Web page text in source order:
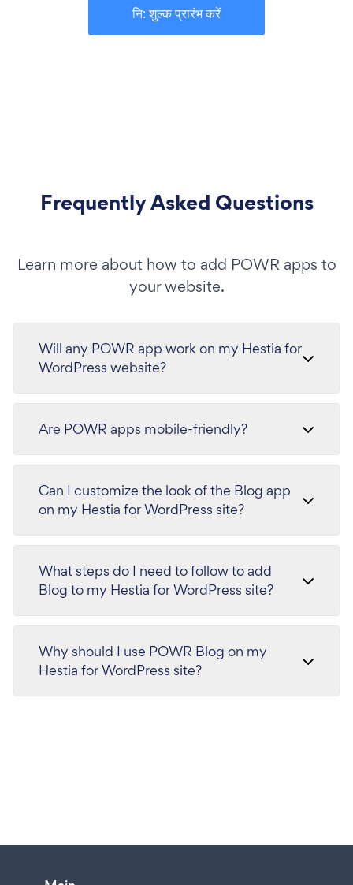
नि: शुल्क प्रारंभ करें
Frequently Asked Questions
Learn more about how to add POWR apps to
your website.
Will any POWR app work on my Hestia for
WordPress website?
Are POWR apps mobile-friendly?
Can I customize the look of the Blog app
on my Hestia for WordPress site?
What steps do I need to follow to add
Blog to my Hestia for WordPress site?
Why should I use POWR Blog on my
Hestia for WordPress site?